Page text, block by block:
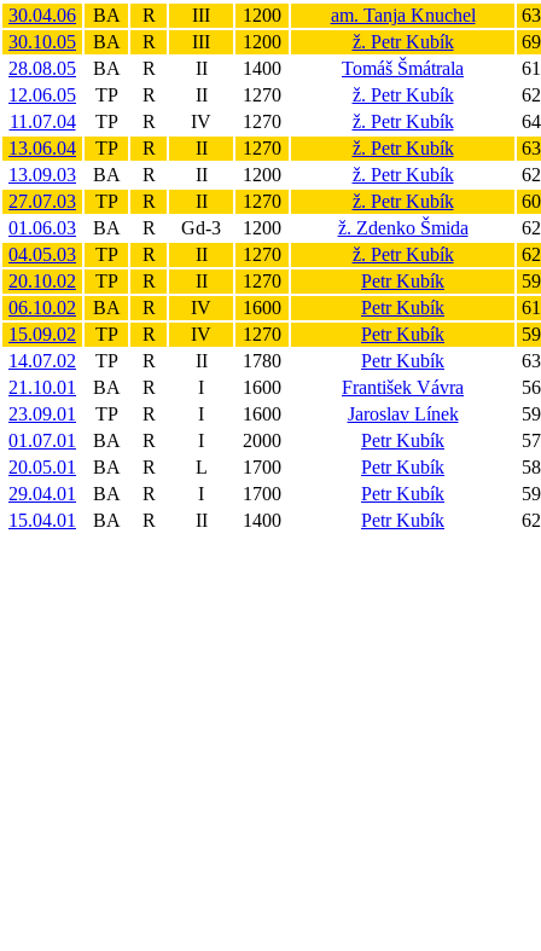
30.04.06
BA R III 1200 am. Tanja Knuchel
30.10.05
BA R III 1200 ž. Petr Kubík
28.08.05
BA R II 1400 Tomáš Šmátrala
12.06.05
TP R II 1270 ž. Petr Kubík
11.07.04
TP R IV 1270 ž. Petr Kubík
13.06.04
TP R II 1270 ž. Petr Kubík
13.09.03
BA R II 1200 ž. Petr Kubík
27.07.03
TP R II 1270 ž. Petr Kubík
01.06.03
BA R Gd-3 1200 ž. Zdenko Šmida
04.05.03
TP R II 1270 ž. Petr Kubík
20.10.02
TP R II 1270 Petr Kubík
06.10.02
BA R IV 1600 Petr Kubík
15.09.02
TP R IV 1270 Petr Kubík
14.07.02
TP R II 1780 Petr Kubík
21.10.01
BA R I 1600 František Vávra
23.09.01
TP R I 1600 Jaroslav Línek
01.07.01
BA R I 2000 Petr Kubík
20.05.01
BA R L 1700 Petr Kubík
29.04.01
BA R I 1700 Petr Kubík
15.04.01
BA R II 1400 Petr Kubík